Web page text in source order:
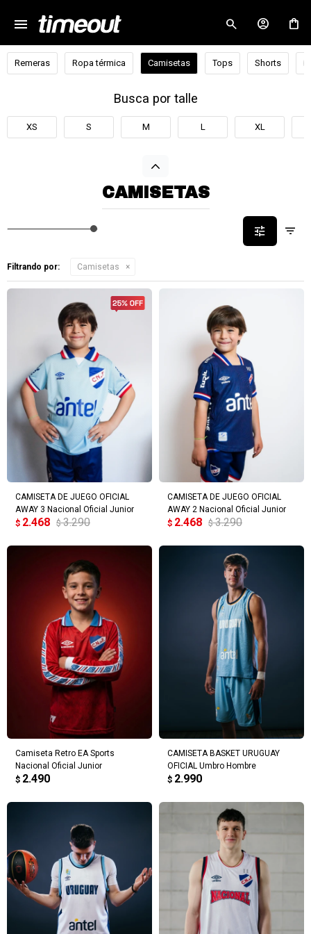
menu
Remeras Ropa térmica Camisetas Tops Shorts
Busca por talle
XS S M L XL
CAMISETAS
Filtrando por: Camisetas
CAMISETA DE JUEGO OFICIAL
AWAY 3 Nacional Oficial Junior
$ 2.468 $ 3.290
CAMISETA DE JUEGO OFICIAL
AWAY 2 Nacional Oficial Junior
$ 2.468 $ 3.290
Camiseta Retro EA Sports
Nacional Oficial Junior
$ 2.490
CAMISETA BASKET URUGUAY
OFICIAL Umbro Hombre
$ 2.990